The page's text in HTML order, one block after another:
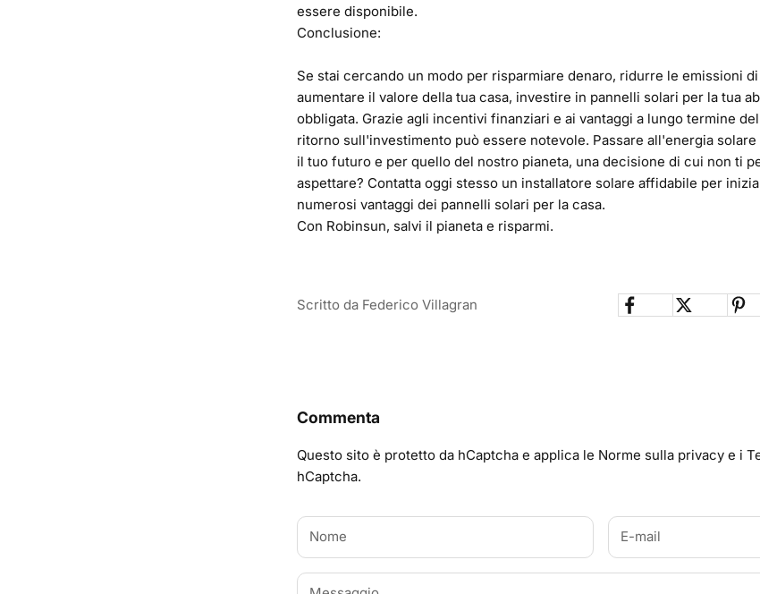
essere disponibile.
Conclusione:
Se stai cercando un modo per risparmiare denaro, ridurre le emissioni
aumentare il valore della tua casa, investire in pannelli solari per la tua
obbligata. Grazie agli incentivi finanziari e ai vantaggi a lungo termine
ritorno sull'investimento può essere notevole. Passare all'energia
il tuo futuro e per quello del nostro pianeta, una decisione di cui non ti
aspettare? Contatta oggi stesso un installatore solare affidabile per
numerosi vantaggi dei pannelli solari per la casa.
Con Robinsun, salvi il pianeta e risparmi.
Scritto da Federico Villagran
Commenta
Questo sito è protetto da hCaptcha e applica le Norme sulla privacy e i
hCaptcha.